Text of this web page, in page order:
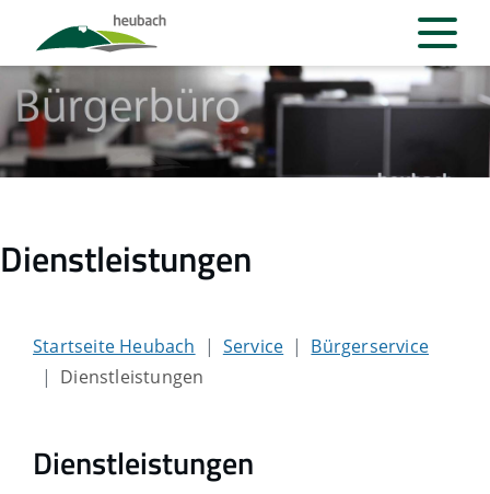
Dienstleistungen
Startseite Heubach Service
Bürgerservice
Dienstleistungen
Dienstleistungen